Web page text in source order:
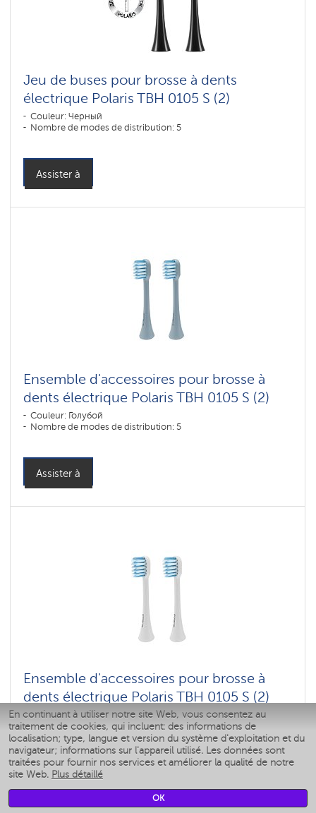
En continuant à utiliser notre site Web, vous consentez au
traitement de cookies, qui incluent: des informations de
localisation; type, langue et version du système d'exploitation et du
navigateur; informations sur l'appareil utilisé. Les données sont
traitées pour fournir nos services et améliorer la qualité de notre
site Web. Plus détaillé
OK
Jeu de buses pour brosse à dents
électrique Polaris TBH 0105 S (2)
Couleur: Черный
Nombre de modes de distribution: 5
Assister à
Ensemble d'accessoires pour brosse à
dents électrique Polaris TBH 0105 S (2)
Couleur: Голубой
Nombre de modes de distribution: 5
Assister à
Ensemble d'accessoires pour brosse à
dents électrique Polaris TBH 0105 S (2)
Couleur: Белый
Nombre de modes de distribution: 5
Assister à